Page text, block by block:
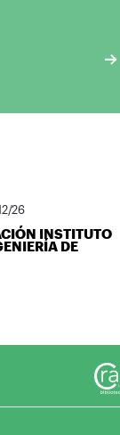
26
INSTITUTO
DE